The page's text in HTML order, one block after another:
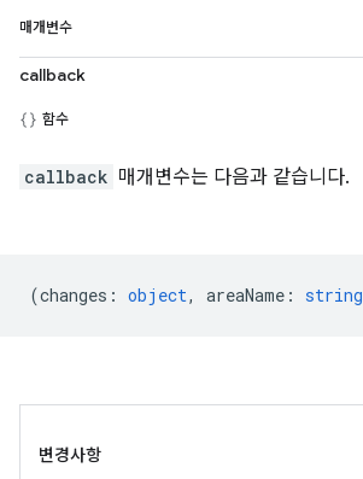
매개변수
callback
함수
callback 매개변수는 다음과 같습니다.
(changes : object, areaName : string
변경사항